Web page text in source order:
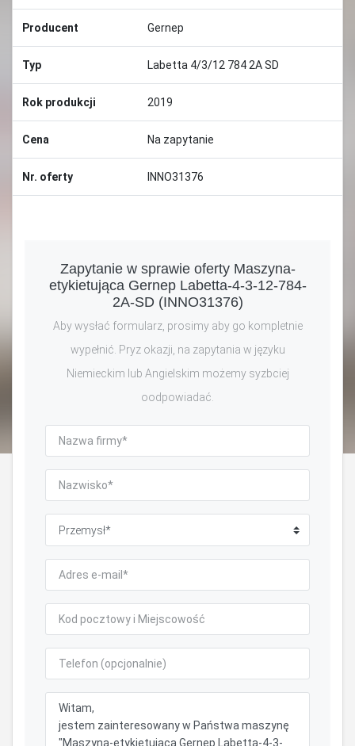
Producent Gernep
Typ Labetta 4/3/12 784 2A SD
Rok produkcji 2019
Cena Na zapytanie
Nr. oferty INNO31376
Zapytanie w sprawie oferty Maszyna-
etykietująca Gernep Labetta-4-3-12-784-
2A-SD (INNO31376)
Aby wysłać formularz, prosimy aby go kompletnie
wypełnić. Pryz okazji, na zapytania w języku
Niemieckim lub Angielskim możemy syzbciej
oodpowiadać.